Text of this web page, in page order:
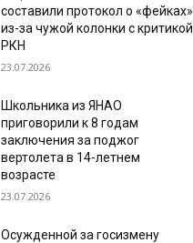
составили протокол о «фейках»
из-за чужой колонки с критикой
РКН
23.07.2026
Школьника из ЯНАО
приговорили к 8 годам
заключения за поджог
вертолета в 14-летнем
возрасте
23.07.2026
Осужденной за госизмену